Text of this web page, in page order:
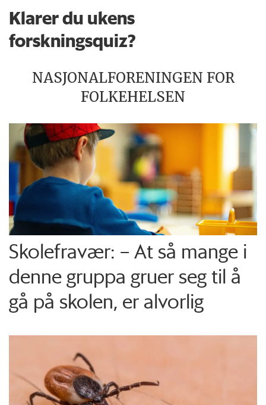
Klarer du ukens
forskningsquiz?
NASJONALFORENINGEN FOR
FOLKEHELSEN
Skolefravær: – At så mange i
denne gruppa gruer seg til å
gå på skolen, er alvorlig